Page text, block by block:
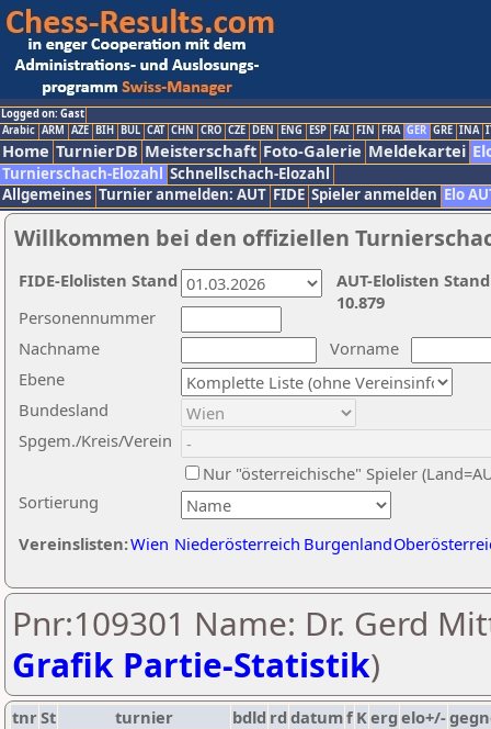
Logged on: Gast
Arabic ARM AZE BIH BUL CAT CHN CRO CZE DEN ENG ESP FAI FIN FRA GER GRE INA
Home TurnierDB Meisterschaft Foto-Galerie Meldekartei
Turnierschach-Elozahl Schnellschach-Elozahl
Allgemeines Turnier anmelden: AUT FIDE Spieler anmelden Elo
Willkommen bei den offiziellen
Nachname
Vorname
Ebene
Sortierung
Personennummer
Bundesland
Spgem./Kreis/Verein
Nur "österreichische" Spieler
Vereinslisten:Wien Niederösterreich Burgenland
AUT-Elolisten
10.879
FIDE-Elolisten Stand
Pnr:109301 Name: Dr. Gerd
Grafik Partie-Statistik)
tnrSt turnier bdld rd datumf Kerg elo+/-